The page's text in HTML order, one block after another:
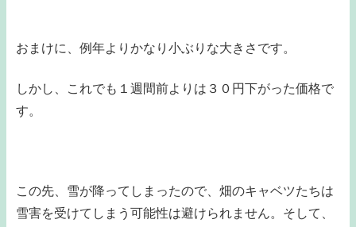
おまけに、例年よりかなり小ぶりな大きさです。
しかし、これでも１週間前よりは３０円下がった価格で
す。
この先、雪が降ってしまったので、畑のキャベツたちは
雪害を受けてしまう可能性は避けられません。そして、